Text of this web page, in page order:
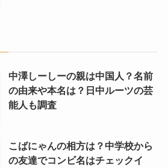
中澤しーしーの親は中国人？名前
の由来や本名は？日中ルーツの芸
能人も調査
こばにゃんの相方は？中学校から
の友達でコンビ名はチェックイ